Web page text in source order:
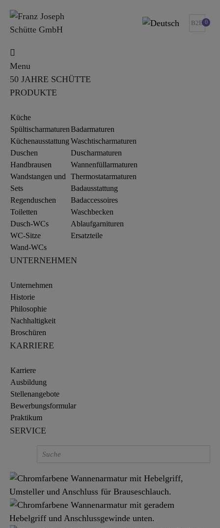
B2B 0
Menu
50 JAHRE SCHÜTTE
PRODUKTE
Küche
Spültischarmaturen
Küchenausstattung
Duschen
Handbrausen
Wandstangen und
Sets
Regenduschen
Toiletten
Dusch-WCs
WC-Sitze
Wand-WCs
Badarmaturen
Waschtischarmaturen
Duscharmaturen
Wannenfüllarmaturen
Thermostatarmaturen
Badausstattung
Badaccessoires
Waschbecken
Ablaufgarnituren
Ersatzteile
UNTERNEHMEN
Unternehmen
Historie
Philosophie
Nachhaltigkeit
Broschüren
KARRIERE
Karriere
Ausbildung
Stellenangebote
Bewerbungsformular
Praktikum
SERVICE